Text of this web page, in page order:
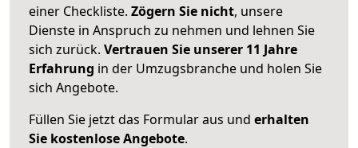
einer Checkliste. Zögern Sie nicht, unsere
Dienste in Anspruch zu nehmen und lehnen Sie
sich zurück. Vertrauen Sie unserer 11 Jahre
Erfahrung in der Umzugsbranche und holen Sie
sich Angebote.
Füllen Sie jetzt das Formular aus und erhalten
Sie kostenlose Angebote.